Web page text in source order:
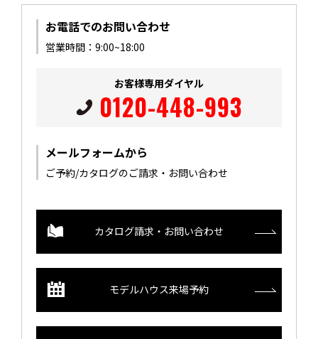
お電話でのお問い合わせ
営業時間：9:00~18:00
お客様専用ダイヤル
0120-448-993
メールフォームから
ご予約/カタログのご請求・お問い合わせ
カタログ請求・お問い合わせ
モデルハウス来場予約